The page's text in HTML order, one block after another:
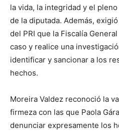
la vida, la integridad y el
de la diputada. Además,
del PRI que la Fiscalía
caso y realice una
identificar y sancionar a los
hechos.
Moreira Valdez reconoció la
firmeza con las que Paola
denunciar expresamente los